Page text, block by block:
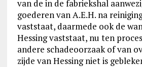
van de in de fabriekshal
goederen van A.E.H. na
vaststaat, daarmede ook de
Hessing vaststaat, nu ten
andere schadeoorzaak of van
zijde van Hessing niet is